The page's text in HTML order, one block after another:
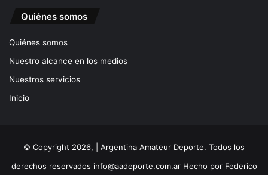
Quiénes somos
Quiénes somos
Nuestro alcance en los medios
Nuestros servicios
Inicio
© Copyright 2026, | Argentina Amateur Deporte. Todos los
derechos reservados info@aadeporte.com.arHecho por Federico